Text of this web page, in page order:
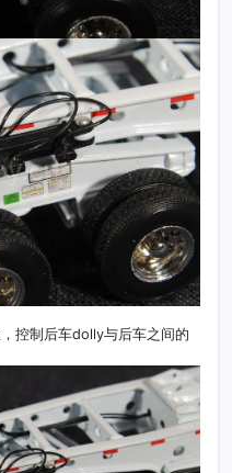
控制后车dolly与后车之间的